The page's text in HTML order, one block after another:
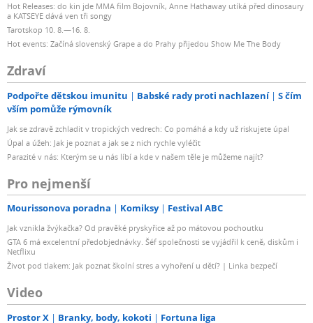
Capacity Tool (FSCT) verze 1.3 s následující konfigurací:
Testovací zátěž: scénář HomeFolder poskytovaný
nástrojem FSCT
Doba testu: 600 sekund
Řadič domény & řadič FSCT: Windows Server 2022
Klienti FSCT: 8 × stroje s Windows 10
Funkce SMB: Povolené pronajímání adresářů
Účet a sdílená složka
Max. počet místních uživatelských účtů 512
Max. počet místních skupin 128
Max. počet sdílených složek 128
Maximální počet synchronizovaných operací se
sdílenými složkami 8
Hybrid Share
Maximální počet složek Hybrid Share 10
Hyper Backup
Zálohování celého systému ?
High Availability
Hot Releases: do kin jde MMA film Bojovník, Anne Hathaway utíká před dinosaury
a KATSEYE dává ven tři songy
Tarotskop 10. 8.—16. 8.
Hot events: Začíná slovenský Grape a do Prahy přijedou Show Me The Body
Zdraví
Podpořte dětskou imunitu Babské rady proti nachlazení
S čím
vším pomůže rýmovník
Jak se zdravě zchladit v tropických vedrech: Co pomáhá a kdy už riskujete úpal
Úpal a úžeh: Jak je poznat a jak se z nich rychle vyléčit
Parazité v nás: Kterým se u nás líbí a kde v našem těle je můžeme najít?
Pro nejmenší
Mourissonova poradna Komiksy Festival ABC
Jak vznikla žvýkačka? Od pravěké pryskyřice až po mátovou pochoutku
GTA 6 má excelentní předobjednávky. Šéf společnosti se vyjádřil k ceně, diskům i
Netflixu
Život pod tlakem: Jak poznat školní stres a vyhoření u dětí? | Linka bezpečí
Video
Prostor X Branky, body, kokoti Fortuna liga